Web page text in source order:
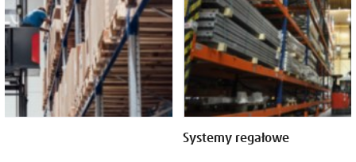
Systemy regałowe